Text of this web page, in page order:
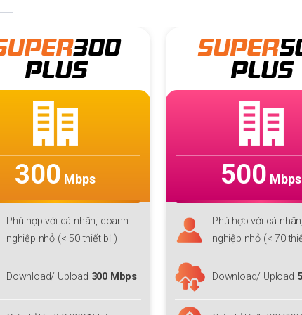
SUPER
500
Phù hợp với cá nhân, doanh
nghiệp nhỏ (< 70 thiết bị)
Download/ Upload 500 Mbps
(<